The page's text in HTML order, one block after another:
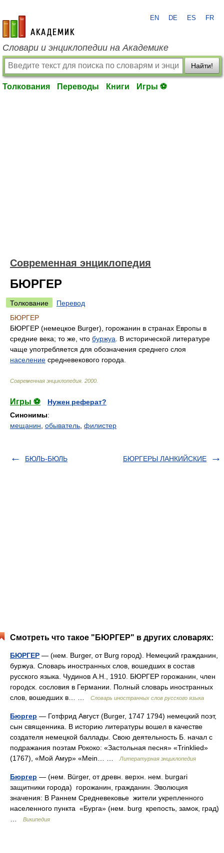
academic.ru
EN DE ES FR
Словари и энциклопедии на Академике
Найти!
Толкования Переводы Книги Игры ⚽
Современная энциклопедия
БЮРГЕР
Толкование
Перевод
БЮРГЕР
БЮРГЕР (немецкое Burger), горожанин в странах Европы в
средние века; то же, что буржуа . В исторической литературе
чаще употребляется для обозначения среднего слоя
население средневекового города.
Современная энциклопедия 2000
Игры ⚽
Нужен реферат?
Синонимы:
мещанин обыватель филистер
БЮЛЬ-БЮЛЬ БЮРГЕРЫ ЛАНКИЙСКИЕ
Смотреть что такое "БЮРГЕР" в других словарях:
БЮРГЕР — (нем. Burger, от Burg город). Немецкий гражданин,
буржуа. Словарь иностранных слов, вошедших в состав
русского языка. Чудинов А.Н., 1910. БЮРГЕР горожанин, член
городск. сословия в Германии. Полный словарь иностранных
слов, вошедших в… …
Словарь иностранных слов русского языка
Бюргер — Готфрид Август (Burger, 1747 1794) немецкий поэт,
сын священника. В историю литературы вошел в качестве
создателя немецкой баллады. Свою деятельность Б. начал с
подражания поэтам Рококо: «Застольная песня» «Trinklied»
(1767), «Мой Амур» «Mein… …
Литературная энциклопедия
Бюргер — (нем. Bürger, от древн. верхн. нем. burgari
защитники города) горожанин, гражданин. Эволюция
значения: В Раннем Средневековье жители укрепленного
населенного пункта «Бурга» (нем. burg крепость, замок, град)
Википедия